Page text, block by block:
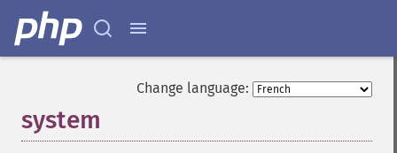
Change language:
system